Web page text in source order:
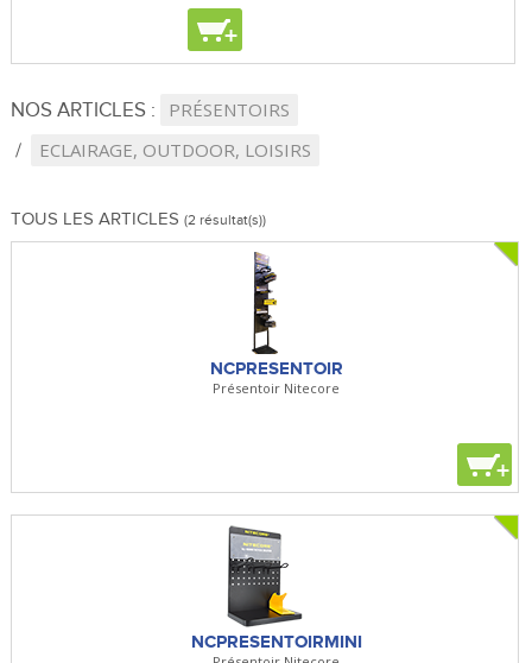
+
NOS ARTICLES :
PRÉSENTOIRS
ECLAIRAGE, OUTDOOR, LOISIRS
TOUS LES ARTICLES (2 résultat(s))
NCPRESENTOIR
Présentoir Nitecore
+
NCPRESENTOIRMINI